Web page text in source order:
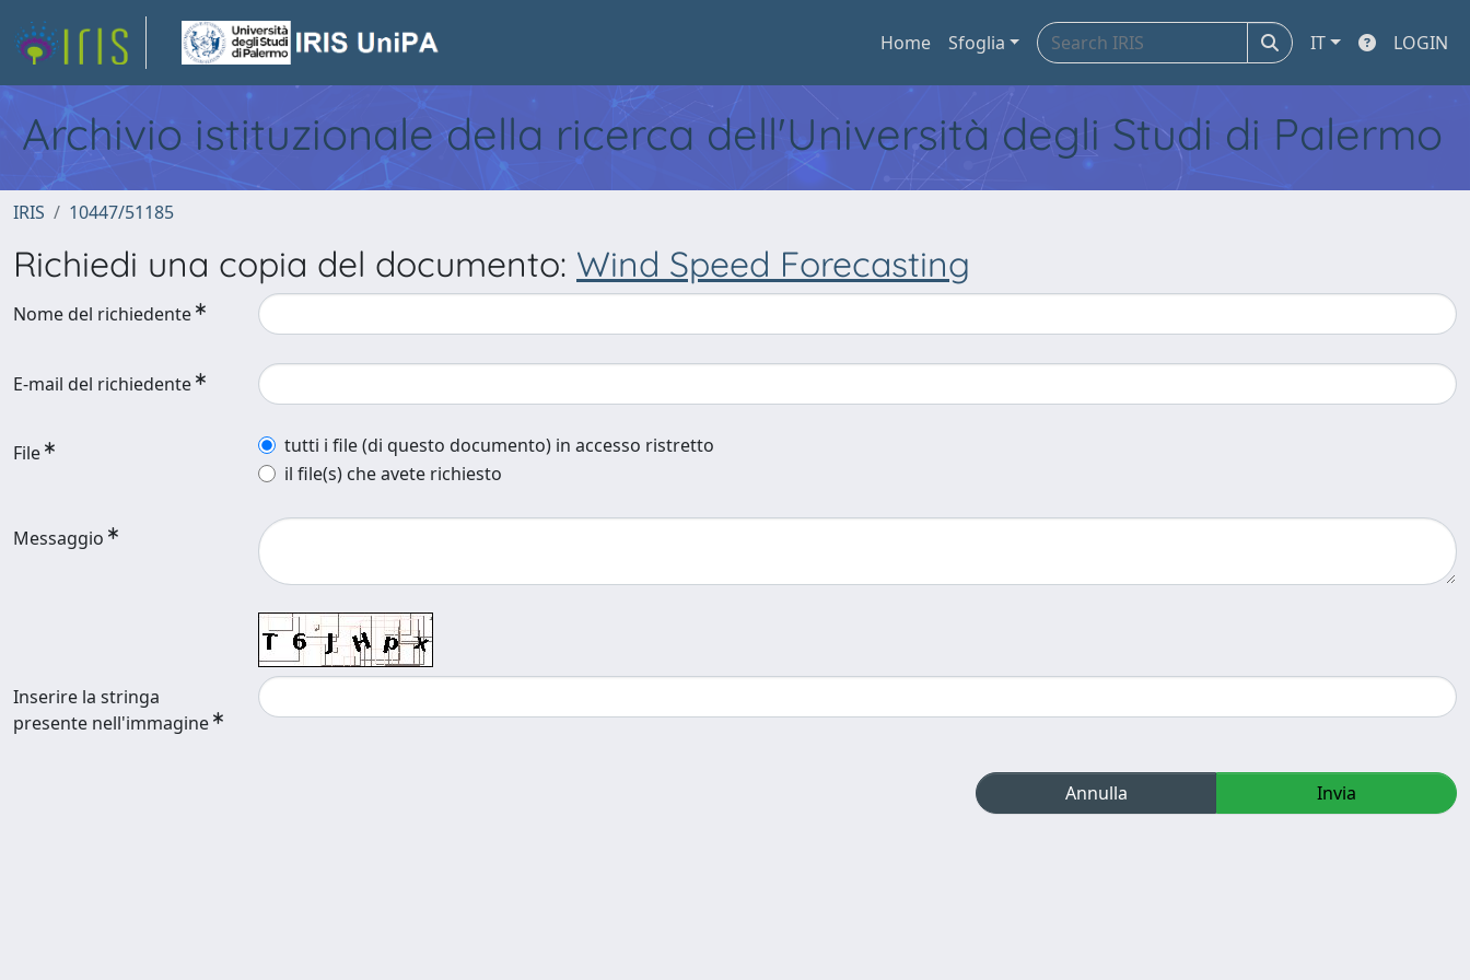
Home Sfoglia IT LOGIN
Archivio istituzionale della ricerca dell'Università degli Studi di Palermo
IRIS 10447/51185
Richiedi una copia del documento: Wind Speed Forecasting
Nome del richiedente
E-mail del richiedente
File
tutti i file (di questo documento) in accesso ristretto
il file(s) che avete richiesto
Messaggio
Inserire la stringa
presente nell'immagine
Annulla Invia